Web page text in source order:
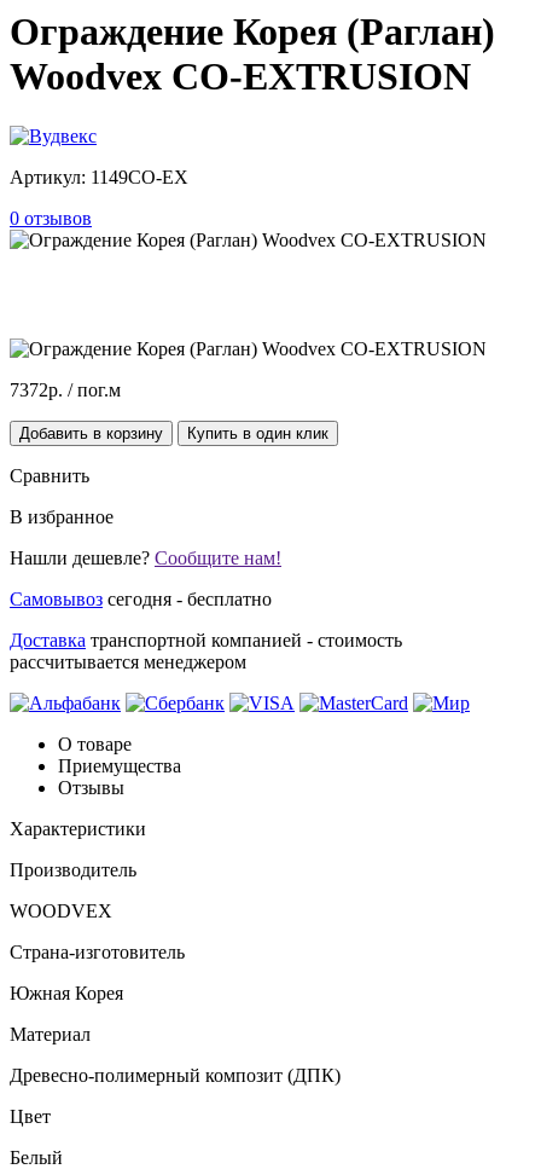
Ограждение Корея (Раглан)
Woodvex CO-EXTRUSION
Артикул: 1149CO-EX
0 отзывов
7372р. / пог.м
Добавить в корзину Купить в один клик
Сравнить
В избранное
Нашли дешевле? Сообщите нам!
Самовывоз сегодня - бесплатно
Доставка транспортной компанией - стоимость
рассчитывается менеджером
О товаре
Приемущества
Отзывы
Характеристики
Производитель
WOODVEX
Страна-изготовитель
Южная Корея
Материал
Древесно-полимерный композит (ДПК)
Цвет
Белый